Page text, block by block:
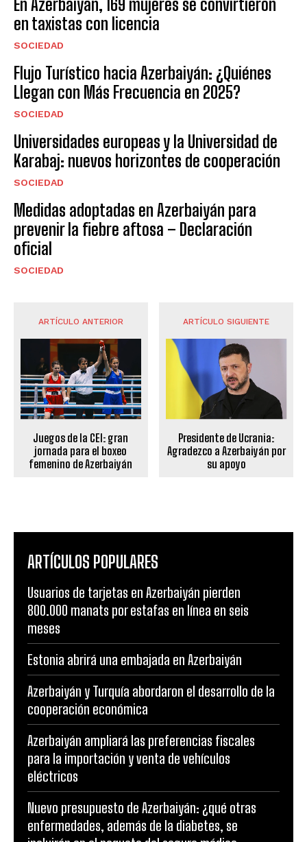
En Azerbaiyán, 169 mujeres se convirtieron
en taxistas con licencia
SOCIEDAD
Flujo Turístico hacia Azerbaiyán: ¿Quiénes
Llegan con Más Frecuencia en 2025?
SOCIEDAD
Universidades europeas y la Universidad de
Karabaj: nuevos horizontes de cooperación
SOCIEDAD
Medidas adoptadas en Azerbaiyán para
prevenir la fiebre aftosa – Declaración
oficial
SOCIEDAD
ARTÍCULO ANTERIOR
Juegos de la CEI: gran
jornada para el boxeo
femenino de Azerbaiyán
ARTÍCULO SIGUIENTE
Presidente de Ucrania:
Agradezco a Azerbaiyán por
su apoyo
ARTÍCULOS POPULARES
Usuarios de tarjetas en Azerbaiyán pierden
800.000 manats por estafas en línea en seis
meses
Estonia abrirá una embajada en Azerbaiyán
Azerbaiyán y Turquía abordaron el desarrollo de la
cooperación económica
Azerbaiyán ampliará las preferencias fiscales
para la importación y venta de vehículos
eléctricos
Nuevo presupuesto de Azerbaiyán: ¿qué otras
enfermedades, además de la diabetes, se